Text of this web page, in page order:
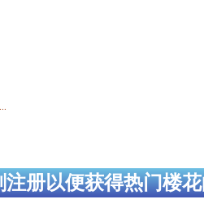
注册以便获得热门楼